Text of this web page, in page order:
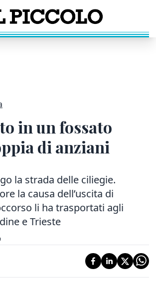
in un fossato
di anziani
la strada delle ciliegie.
la causa dell’uscita di
li ha trasportati agli
e Trieste